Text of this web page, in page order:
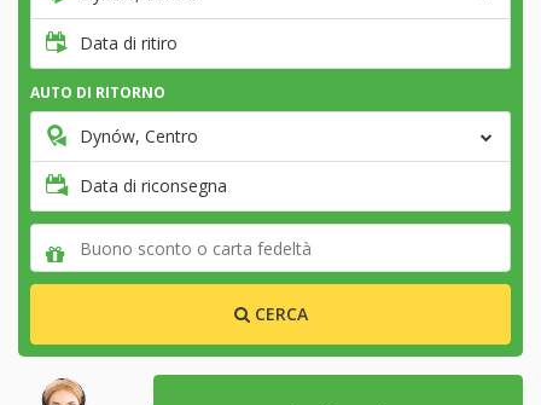
Data di ritiro
AUTO DI RITORNO
Dynów, Centro
Data di riconsegna
CERCA